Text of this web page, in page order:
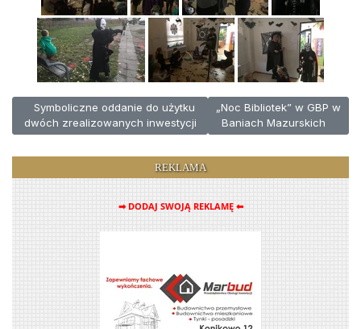
Poprzednia strona: Symboliczne oddanie do użytku dwóch
Symboliczne oddanie do użytku
dwóch zrealizowanych inwestycji
Następna strona: „Noc
„Noc Bibliotek” w GBP w
Baniach Mazurskich
REKLAMA
➡ DODAJ SWOJĄ REKLAMĘ ⬅